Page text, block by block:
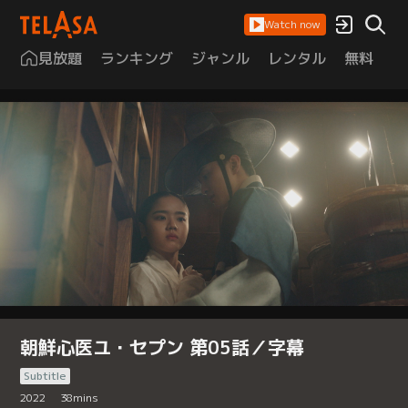
Watch now
見放題 ランキング ジャンル レンタル 無料
朝鮮心医ユ・セプン 第05話／字幕
Subtitle
2022
38mins